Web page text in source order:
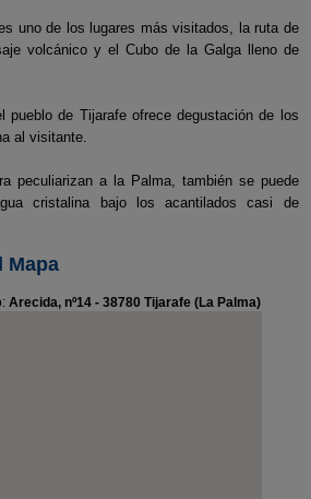
uno de los lugares más visitados, la ruta de
volcánico y el Cubo de la Galga lleno de
pueblo de Tijarafe ofrece degustación de los
al visitante.
peculiarizan a la Palma, también se puede
cristalina bajo los acantilados casi de
Mapa
Arecida, nº14 - 38780 Tijarafe (La Palma)